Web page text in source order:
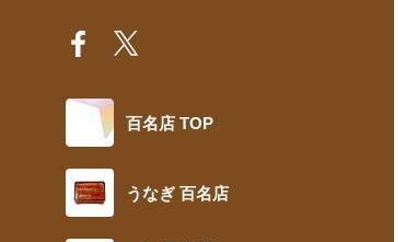
百名店 TOP
うなぎ 百名店